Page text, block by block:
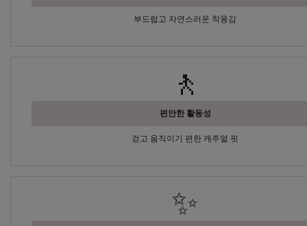
부드럽고 자연스러운 착용감
🚶
편안한 활동성
걷고 움직이기 편한 캐주얼 핏
✨